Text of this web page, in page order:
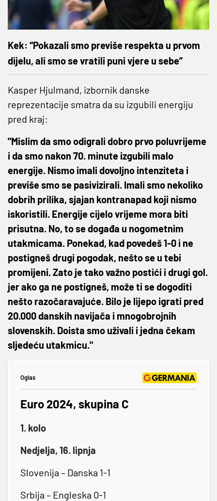
Kek: “Pokazali smo previše respekta u prvom
dijelu, ali smo se vratili puni vjere u sebe”
Kasper Hjulmand, izbornik danske
reprezentacije smatra da su izgubili energiju
pred kraj:
"Mislim da smo odigrali dobro prvo poluvrijeme
i da smo nakon 70. minute izgubili malo
energije. Nismo imali dovoljno intenziteta i
previše smo se pasivizirali. Imali smo nekoliko
dobrih prilika, sjajan kontranapad koji nismo
iskoristili. Energije cijelo vrijeme mora biti
prisutna. No, to se događa u nogometnim
utakmicama. Ponekad, kad povedeš 1-0 i ne
postigneš drugi pogodak, nešto se u tebi
promijeni. Zato je tako važno postići i drugi gol.
jer ako ga ne postigneš, može ti se dogoditi
nešto razočaravajuće. Bilo je lijepo igrati pred
20.000 danskih navijača i mnogobrojnih
slovenskih. Doista smo uživali i jedna čekam
sljedeću utakmicu."
Oglas
Euro 2024, skupina C
1. kolo
Nedjelja, 16. lipnja
Slovenija – Danska 1-1
Srbija – Engleska 0-1